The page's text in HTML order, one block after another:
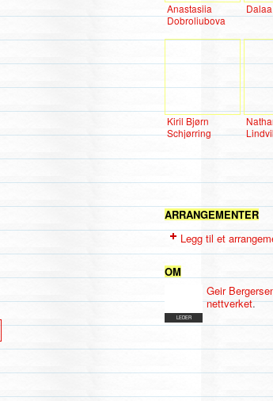
Anastasiia
Dobroliubova
Kiril Bjørn
Schjørring
ARRANGEMENTER
Legg til et
OM
LEDER
Geir
nettverket.